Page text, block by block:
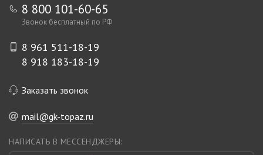
8 800 101-60-65
Звонок бесплатный по РФ
8 961 511-18-19
8 918 183-18-19
Заказать звонок
mail@gk-topaz.ru
НАПИСАТЬ В МЕССЕНДЖЕРЫ: